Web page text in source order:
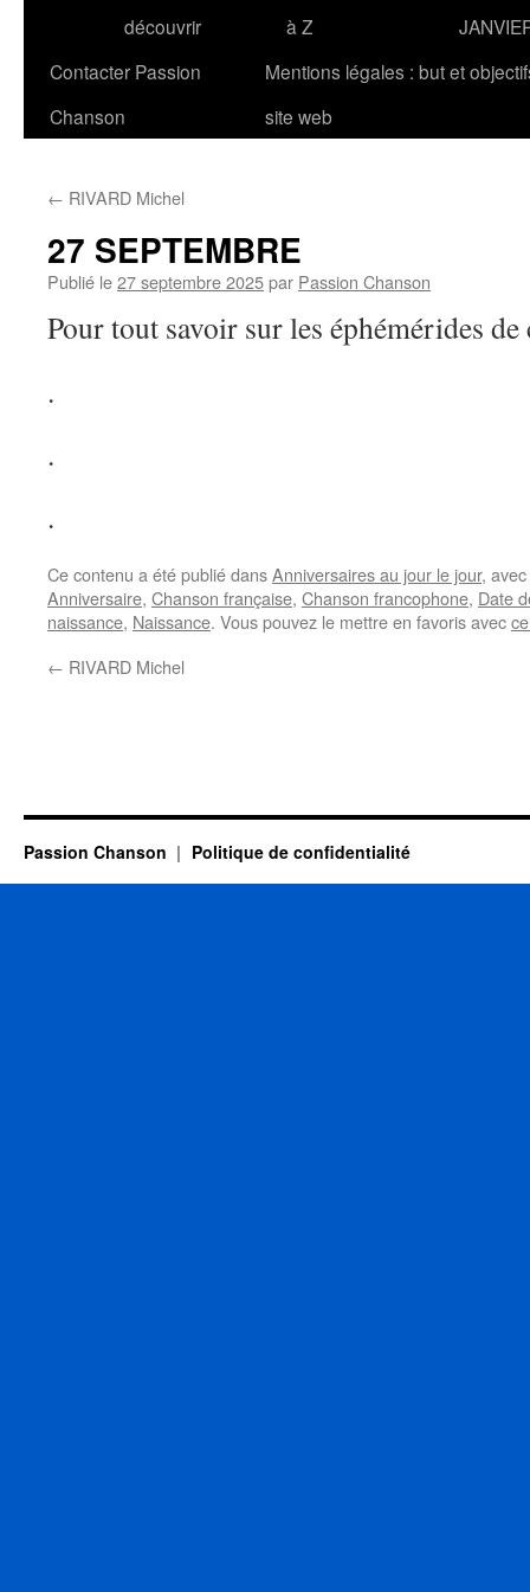
découvrir
à Z
Contacter Passion
Chanson
Mentions légales : but et
site web
← RIVARD Michel
27 SEPTEMBRE
Publié le27 septembre 2025par Passion Chanson
Pour tout savoir sur les éphémérides
.
.
.
Ce contenu a été publié dansAnniversaires au jour le jour,
Anniversaire, Chanson française, Chanson francophone, Date
naissance, Naissance. Vous pouvez le mettre en favoris avec
← RIVARD Michel
Passion Chanson Politique de confidentialité